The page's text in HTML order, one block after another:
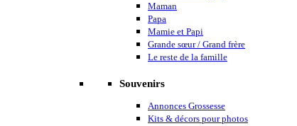
Maman
Papa
Mamie et Papi
Grande sœur / Grand frère
Le reste de la famille
Souvenirs
Annonces Grossesse
Kits & décors pour photos